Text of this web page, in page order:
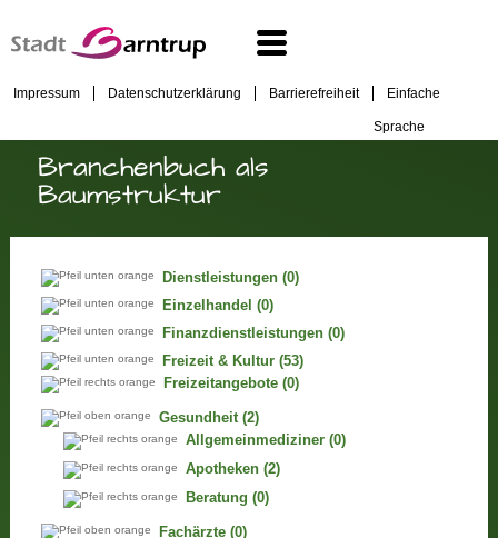
Impressum Datenschutzerklärung Barrierefreiheit Einfache
Sprache
Branchenbuch als
Baumstruktur
Dienstleistungen (0)
Einzelhandel (0)
Finanzdienstleistungen (0)
Freizeit & Kultur (53)
Freizeitangebote (0)
Gesundheit (2)
Allgemeinmediziner (0)
Apotheken (2)
Beratung (0)
Fachärzte (0)